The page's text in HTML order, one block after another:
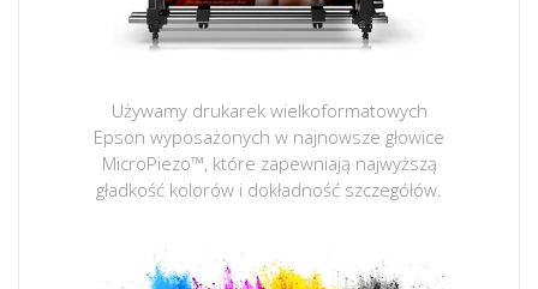
Używamy drukarek wielkoformatowych
Epson wyposażonych w najnowsze głowice
MicroPiezo™, które zapewniają najwyższą
gładkość kolorów i dokładność szczegółów.